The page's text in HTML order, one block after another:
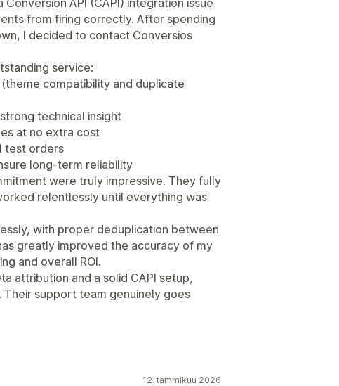
from firing correctly. After spending
I decided to contact Conversios
service:
compatibility and duplicate
technical insight
at no extra cost
test orders
long-term reliability
were truly impressive. They fully
relentlessly until everything was
with proper deduplication between
greatly improved the accuracy of my
and overall ROI.
attribution and a solid CAPI setup,
support team genuinely goes
12. tammikuu 2026